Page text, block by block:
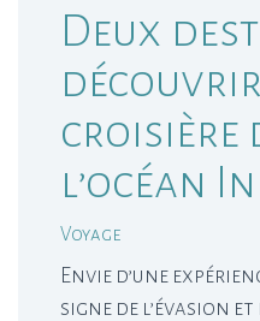
Deux
croisière
l’océan
Voyage
Envie d’une
signe de l’évasion et